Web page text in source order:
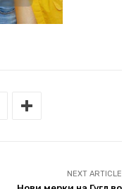
NEXT ARTICLE